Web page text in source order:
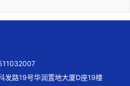
发路19号华润置地大厦D座19楼